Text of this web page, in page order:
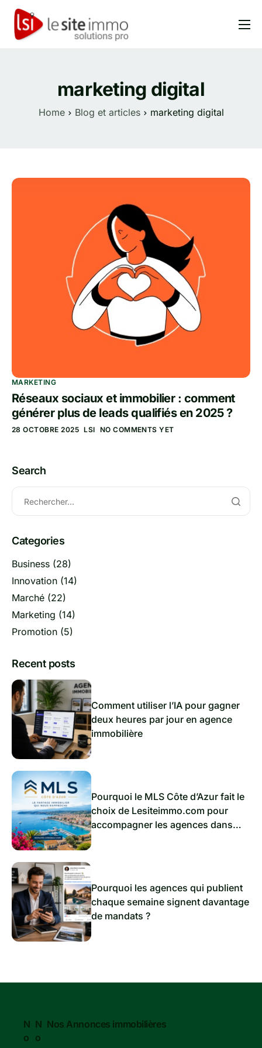
Produits
Blog et articles
marketing digital
Home Blog et articles marketing digital
MARKETING
Réseaux sociaux et immobilier : comment
générer plus de leads qualifiés en 2025 ?
28 OCTOBRE 2025 LSI NO COMMENTS YET
Search
Categories
Business (28)
Innovation (14)
Marché (22)
Marketing (14)
Promotion (5)
Recent posts
Comment utiliser l’IA pour gagner
deux heures par jour en agence
immobilière
Pourquoi le MLS Côte d’Azur fait le
choix de Lesiteimmo.com pour
accompagner les agences dans
Pourquoi les agences qui publient
chaque semaine signent davantage
de mandats ?
N
o
N
o
Nos Annonces immobilières